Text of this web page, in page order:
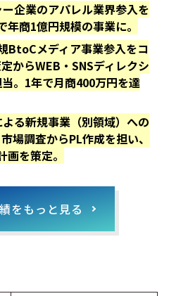
企業のアパレル業界参入を
商1億円規模の事業に。
BtoCメディア事業参入をコ
からWEB・SNSディレクシ
。1年で月商400万円を達
る新規事業（別領域）への
場調査からPL作成を担い、
を策定。
をもっと見る